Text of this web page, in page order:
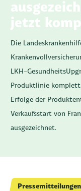
jetzt
Die
LKH-
Produktlinie
Erfolge der
Verkaufsstart von
ausgezeichnet.
Pressemitteilungen